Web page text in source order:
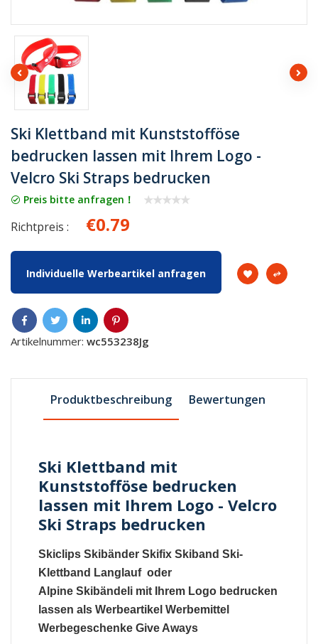
Ski Klettband mit Kunststofföse
bedrucken lassen mit Ihrem Logo -
Velcro Ski Straps bedrucken
Preis bitte anfragen！
Richtpreis : €0.79
Individuelle Werbeartikel anfragen
Artikelnummer: wc553238Jg
Produktbeschreibung Bewertungen
Ski Klettband mit
Kunststofföse bedrucken
lassen mit Ihrem Logo - Velcro
Ski Straps bedrucken
Skiclips Skibänder Skifix Skiband Ski-
Klettband Langlauf oder
AlpineSkibändeli mit Ihrem Logo bedrucken
lassen als Werbeartikel Werbemittel
Werbegeschenke Give Aways